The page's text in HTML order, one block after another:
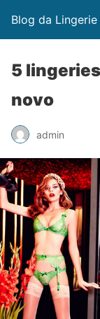
Blog da
5
novo
admin